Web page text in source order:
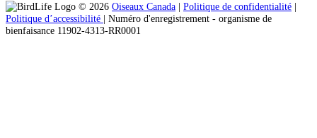
© 2026 Oiseaux Canada | Politique de confidentialité |
Politique d’accessibilité | Numéro d'enregistrement ‐ organisme de
bienfaisance 11902-4313-RR0001